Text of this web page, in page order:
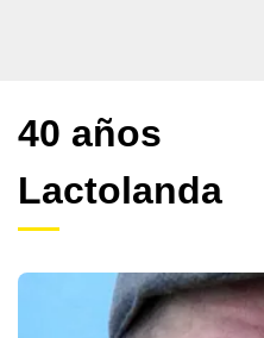
40 años
Lactolanda